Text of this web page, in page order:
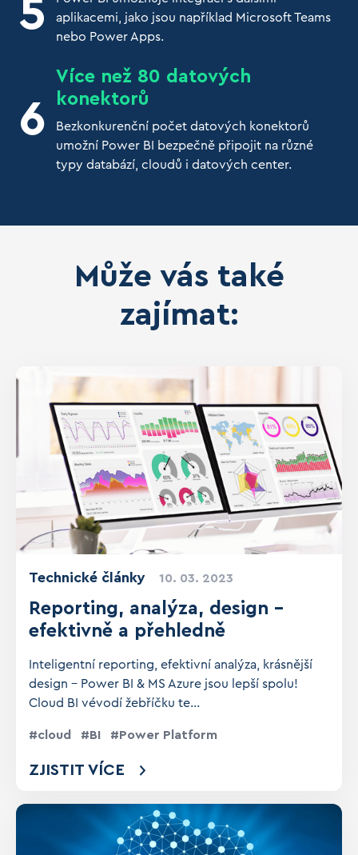
aplikacemi, jako jsou například Microsoft Teams
nebo Power Apps.
Více než 80 datových
konektorů
Bezkonkurenční počet datových konektorů
umožní Power BI bezpečně připojit na různé
typy databází, cloudů i datových center.
Může vás také
zajímat:
Technické články 10. 03. 2023
Reporting, analýza, design -
efektivně a přehledně
Inteligentní reporting, efektivní analýza, krásnější
design – Power BI & MS Azure jsou lepší spolu!
Cloud BI vévodí žebříčku te...
cloud BI Power Platform
ZJISTIT VÍCE